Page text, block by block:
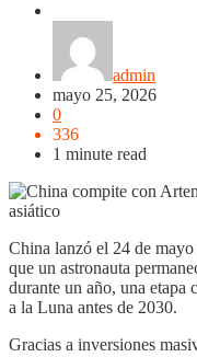
admin
mayo 25, 2026
0
336
1 minute read
China lanzó el 24 de
que un astronauta
durante un año, una etapa
a la Luna antes de 2030.
Gracias a inversiones